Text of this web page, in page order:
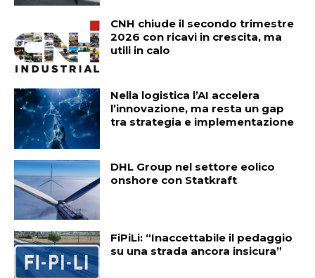
CNH chiude il secondo trimestre
2026 con ricavi in crescita, ma
utili in calo
Nella logistica l’AI accelera
l’innovazione, ma resta un gap
tra strategia e implementazione
DHL Group nel settore eolico
onshore con Statkraft
FiPiLi: “Inaccettabile il pedaggio
su una strada ancora insicura”